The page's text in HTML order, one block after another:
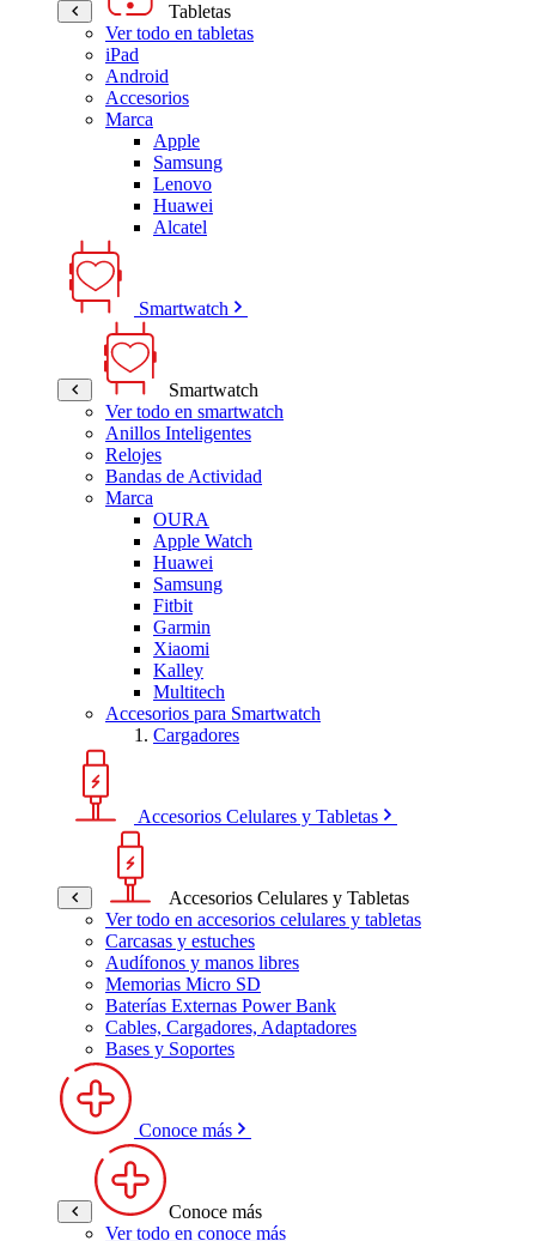
Tabletas
Ver todo en tabletas
iPad
Android
Accesorios
Marca
Apple
Samsung
Lenovo
Huawei
Alcatel
Smartwatch
Smartwatch
Ver todo en smartwatch
Anillos Inteligentes
Relojes
Bandas de Actividad
Marca
OURA
Apple Watch
Huawei
Samsung
Fitbit
Garmin
Xiaomi
Kalley
Multitech
Accesorios para Smartwatch
Cargadores
Accesorios Celulares y Tabletas
Accesorios Celulares y Tabletas
Ver todo en accesorios celulares y tabletas
Carcasas y estuches
Audífonos y manos libres
Memorias Micro SD
Baterías Externas Power Bank
Cables, Cargadores, Adaptadores
Bases y Soportes
Conoce más
Conoce más
Ver todo en conoce más